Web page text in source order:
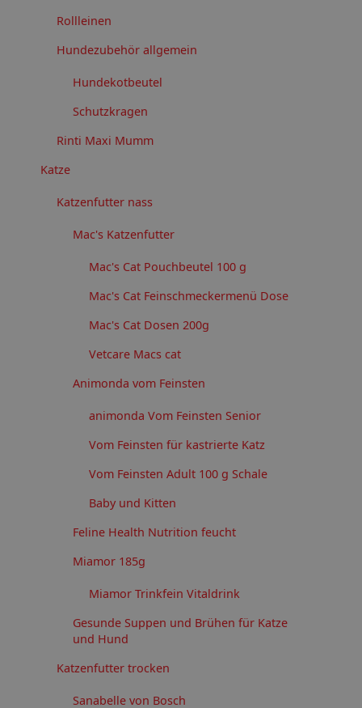
Rollleinen
Hundezubehör allgemein
Hundekotbeutel
Schutzkragen
Rinti Maxi Mumm
Katze
Katzenfutter nass
Mac's Katzenfutter
Mac's Cat Pouchbeutel 100 g
Mac's Cat Feinschmeckermenü Dose
Mac's Cat Dosen 200g
Vetcare Macs cat
Animonda vom Feinsten
animonda Vom Feinsten Senior
Vom Feinsten für kastrierte Katz
Vom Feinsten Adult 100 g Schale
Baby und Kitten
Feline Health Nutrition feucht
Miamor 185g
Miamor Trinkfein Vitaldrink
Gesunde Suppen und Brühen für Katze
und Hund
Katzenfutter trocken
Sanabelle von Bosch